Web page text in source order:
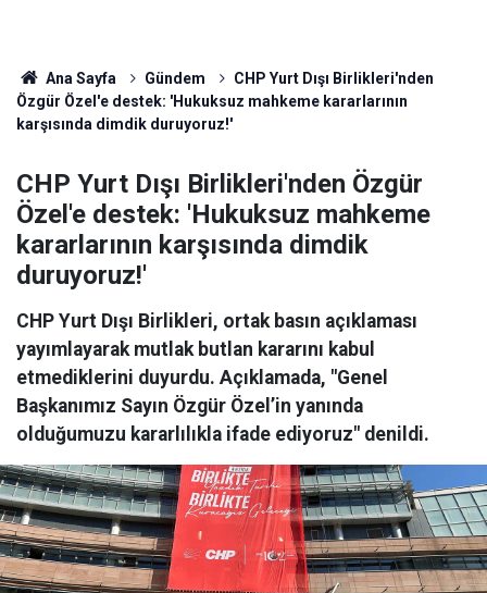
Ana Sayfa Gündem
CHP Yurt Dışı Birlikleri'nden
Özgür Özel'e destek: 'Hukuksuz mahkeme kararlarının
karşısında dimdik duruyoruz!'
CHP Yurt Dışı Birlikleri'nden Özgür
Özel'e destek: 'Hukuksuz mahkeme
kararlarının karşısında dimdik
duruyoruz!'
CHP Yurt Dışı Birlikleri, ortak basın açıklaması
yayımlayarak mutlak butlan kararını kabul
etmediklerini duyurdu. Açıklamada, "Genel
Başkanımız Sayın Özgür Özel’in yanında
olduğumuzu kararlılıkla ifade ediyoruz" denildi.